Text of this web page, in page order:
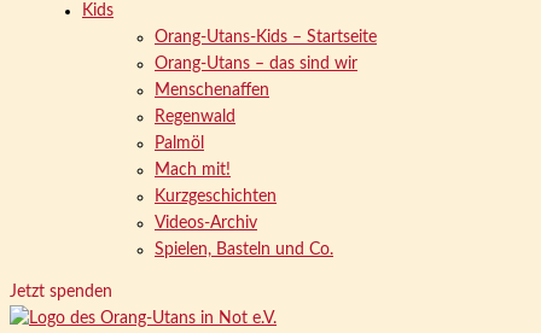
Kids
Orang-Utans-Kids – Startseite
Orang-Utans – das sind wir
Menschenaffen
Regenwald
Palmöl
Mach mit!
Kurzgeschichten
Videos-Archiv
Spielen, Basteln und Co.
Jetzt spenden